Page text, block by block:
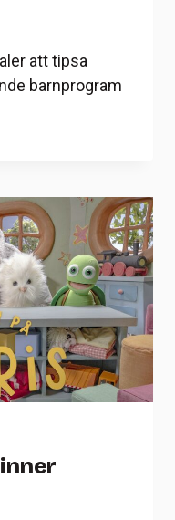
att tipsa
barnprogram